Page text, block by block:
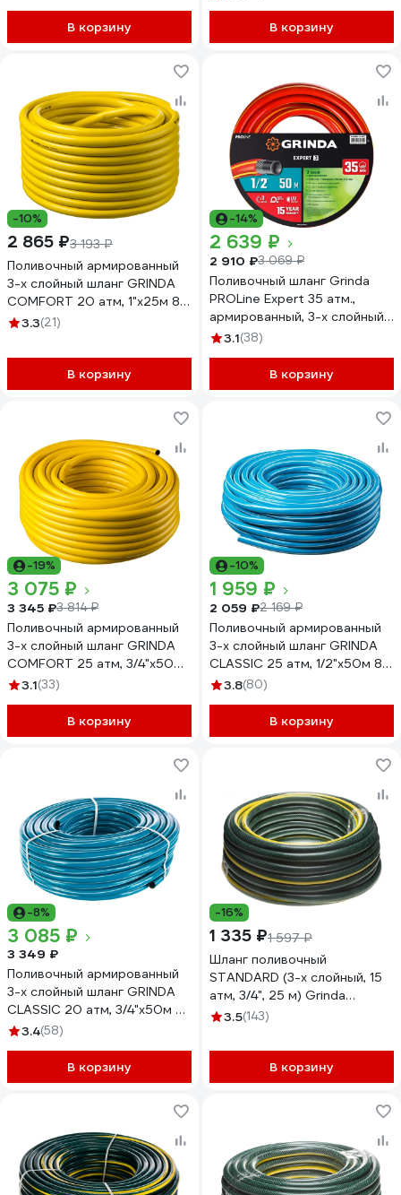
В корзину В корзину
-10%
2 865 ₽3 193 ₽
Поливочный армированный
3-х слойный шланг GRINDA
COMFORT 20 атм, 1"х25м 8-
429003-1-25_z02
3.3(21)
В корзину
-14%
2 639 ₽
2 910 ₽3 069 ₽
Поливочный шланг Grinda
PROLine Expert 35 атм.,
армированный, 3-х слойный,
1/2х50м 8-429005-1/2-
3.1(38)
В корзину
-19%
3 075 ₽
3 345 ₽3 814 ₽
Поливочный армированный
3-х слойный шланг GRINDA
COMFORT 25 атм, 3/4"х50м
8-429003-3/4-50_z02
3.1(33)
В корзину
-10%
1 959 ₽
2 059 ₽2 169 ₽
Поливочный армированный
3-х слойный шланг GRINDA
CLASSIC 25 атм, 1/2"х50м 8-
429001-1/2-50_z02
3.8(80)
В корзину
-8%
3 085 ₽
3 349 ₽
Поливочный армированный
3-х слойный шланг GRINDA
CLASSIC 20 атм, 3/4"х50м 8-
429001-3/4-50_z02
3.4(58)
В корзину
-16%
1 335 ₽1 597 ₽
Шланг поливочный
STANDARD (3-х слойный, 15
атм, 3/4", 25 м) Grinda
429000-3/4-25
3.5(143)
В корзину